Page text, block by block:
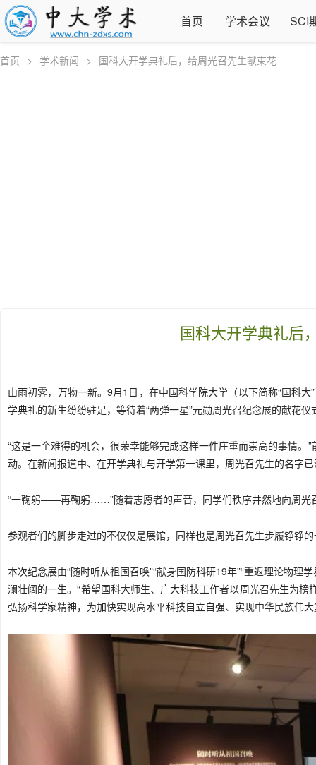
首页 学术会议 SCI
首页 > 学术新闻 > 国科大开学典礼后，给周光召先生献束花
国科大开学典礼后
山雨初霁，万物一新。9月1日，在中国科学院大学（以下简称“国科大
学典礼的新生纷纷驻足，等待着“两弹一星”元勋周光召纪念展的献花仪
“这是一个难得的机会，很荣幸能够完成这样一件庄重而崇高的事情
动。在新闻报道中、在开学典礼与开学第一课里，周光召先生的名字
“一鞠躬——再鞠躬……”随着志愿者的声音，同学们秩序井然地向周光
参观者们的脚步走过的不仅仅是展馆，同样也是周光召先生步履铮铮
本次纪念展由“随时听从祖国召唤”“献身国防科研19年”“重返理论物理
澜壮阔的一生。“希望国科大师生、广大科技工作者以周光召先生为
弘扬科学家精神，为加快实现高水平科技自立自强、实现中华民族伟